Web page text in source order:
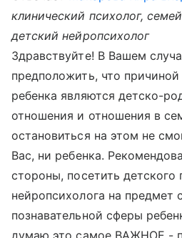
клинический психолог,
детский нейропсихолог
Здравствуйте! В Вашем
предположить, что причиной
ребенка являются детско-
отношения и отношения в
остановиться на этом не
Вас, ни ребенка.
стороны, посетить
нейропсихолога на предмет
познавательной сферы
думаю это самое ВАЖНОЕ -